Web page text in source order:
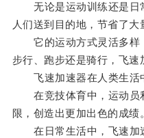
无论是运动训练还是日
人们送到目的地，节省了大
它的运动方式灵活多样
步行、跑步还是骑行，飞速
飞速加速器在人类生活
在竞技体育中，运动员
限，创造出更加出色的成绩。
在日常生活中，飞速加